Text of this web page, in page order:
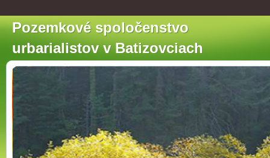
Pozemkové spoločenstvo
urbarialistov v Batizovciach